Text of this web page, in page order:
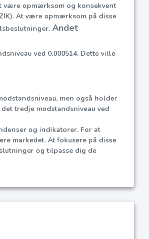
være opmærksom og konsekvent
At være opmærksom på disse
Andet
ved 0.000514. Dette ville
men også holder
tredje modstandsniveau ved
og indikatorer. For at
markedet. At fokusere på disse
og tilpasse dig de